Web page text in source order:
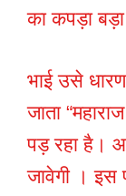
का कपड़ा
भाई उसे
जाता
पड़ रहा है।
जावेगी । इस